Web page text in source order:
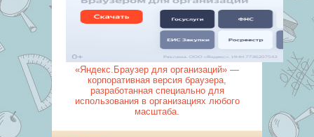
«Яндекс.Браузер для организаций» —
корпоративная версия браузера,
разработанная специально для
использования в организациях любого
масштаба.